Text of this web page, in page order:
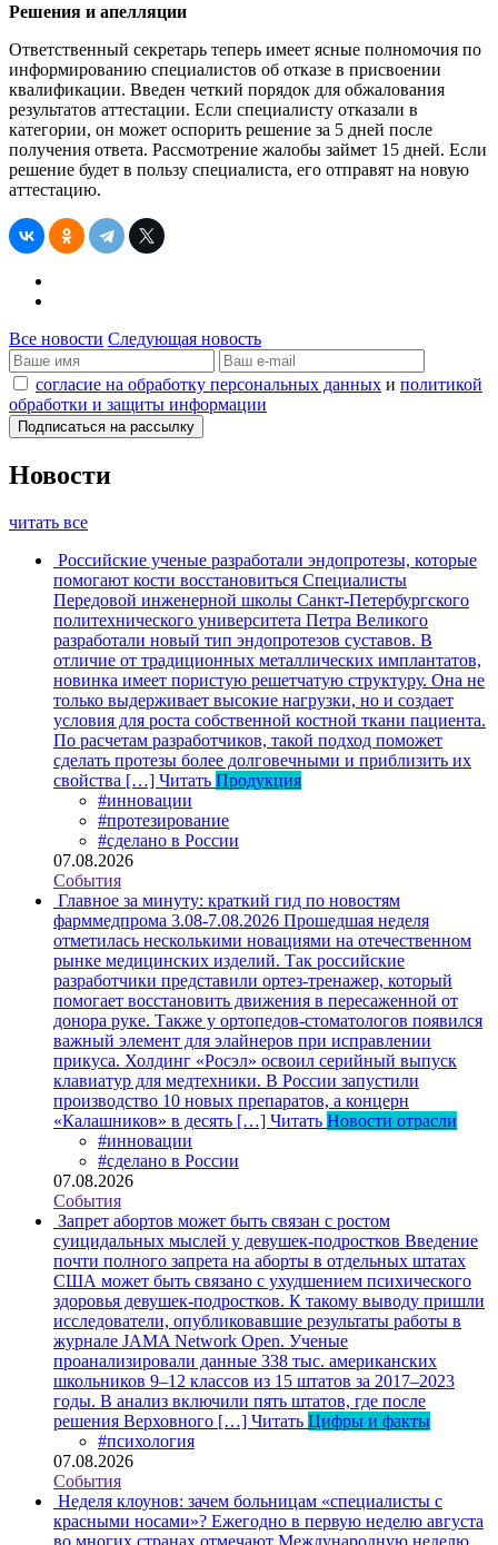
Решения и апелляции
Ответственный секретарь теперь имеет ясные полномочия по
информированию специалистов об отказе в присвоении
квалификации. Введен четкий порядок для обжалования
результатов аттестации. Если специалисту отказали в
категории, он может оспорить решение за 5 дней после
получения ответа. Рассмотрение жалобы займет 15 дней. Если
решение будет в пользу специалиста, его отправят на новую
аттестацию.
Все новости Следующая новость
согласие на обработку персональных данных и политикой
обработки и защиты информации
Новости
читать все
Российские ученые разработали эндопротезы, которые
помогают кости восстановиться Специалисты
Передовой инженерной школы Санкт-Петербургского
политехнического университета Петра Великого
разработали новый тип эндопротезов суставов. В
отличие от традиционных металлических имплантатов,
новинка имеет пористую решетчатую структуру. Она не
только выдерживает высокие нагрузки, но и создает
условия для роста собственной костной ткани пациента.
По расчетам разработчиков, такой подход поможет
сделать протезы более долговечными и приблизить их
свойства […] Читать Продукция
#инновации
#протезирование
#сделано в России
07.08.2026
События
Главное за минуту: краткий гид по новостям
фарммедпрома 3.08-7.08.2026 Прошедшая неделя
отметилась несколькими новациями на отечественном
рынке медицинских изделий. Так российские
разработчики представили ортез-тренажер, который
помогает восстановить движения в пересаженной от
донора руке. Также у ортопедов-стоматологов появился
важный элемент для элайнеров при исправлении
прикуса. Холдинг «Росэл» освоил серийный выпуск
клавиатур для медтехники. В России запустили
производство 10 новых препаратов, а концерн
«Калашников» в десять […] Читать Новости отрасли
#инновации
#сделано в России
07.08.2026
События
Запрет абортов может быть связан с ростом
суицидальных мыслей у девушек-подростков Введение
почти полного запрета на аборты в отдельных штатах
США может быть связано с ухудшением психического
здоровья девушек-подростков. К такому выводу пришли
исследователи, опубликовавшие результаты работы в
журнале JAMA Network Open. Ученые
проанализировали данные 338 тыс. американских
школьников 9–12 классов из 15 штатов за 2017–2023
годы. В анализ включили пять штатов, где после
решения Верховного […] Читать Цифры и факты
#психология
07.08.2026
События
Неделя клоунов: зачем больницам «специалисты с
красными носами»? Ежегодно в первую неделю августа
во многих странах отмечают Международную неделю